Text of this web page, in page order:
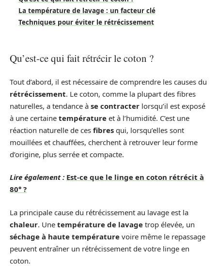
La température de lavage : un facteur clé
Techniques pour éviter le rétrécissement
Qu’est-ce qui fait rétrécir le coton ?
Tout d’abord, il est nécessaire de comprendre les causes du
rétrécissement. Le coton, comme la plupart des fibres
naturelles, a tendance à se contracter lorsqu’il est exposé
à une certaine température et à l’humidité. C’est une
réaction naturelle de ces fibres qui, lorsqu’elles sont
mouillées et chauffées, cherchent à retrouver leur forme
d’origine, plus serrée et compacte.
Lire également : Est-ce que le linge en coton rétrécit à
80° ?
La principale cause du rétrécissement au lavage est la
chaleur. Une température de lavage trop élevée, un
séchage à haute température voire même le repassage
peuvent entraîner un rétrécissement de votre linge en
coton.